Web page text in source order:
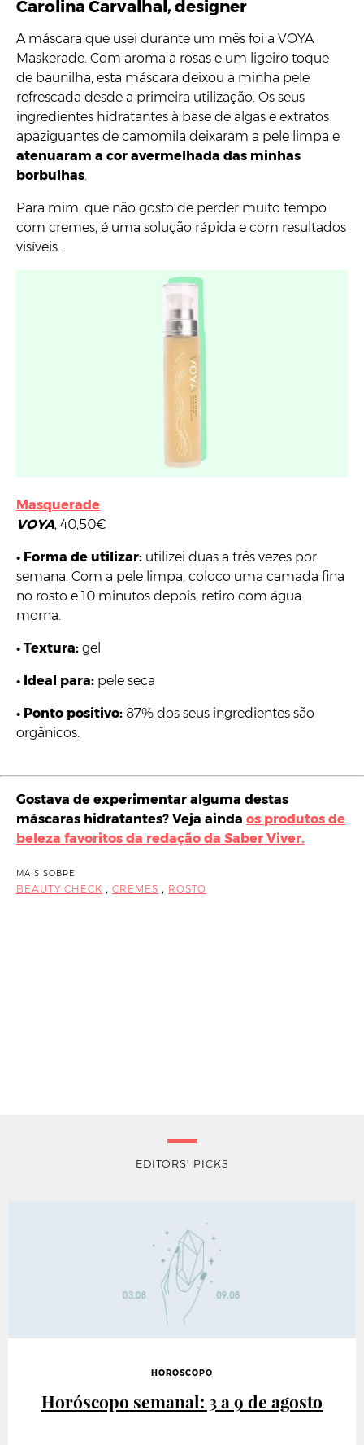
Carolina Carvalhal, designer
A máscara que usei durante um mês foi a VOYA
Maskerade. Com aroma a rosas e um ligeiro toque
de baunilha, esta máscara deixou a minha pele
refrescada desde a primeira utilização. Os seus
ingredientes hidratantes à base de algas e extratos
apaziguantes de camomila deixaram a pele limpa e
atenuaram a cor avermelhada das minhas
borbulhas
Para mim, que não gosto de perder muito tempo
com cremes, é uma solução rápida e com resultados
visíveis.
Masquerade
VOYA, 40,50€
• Forma de utilizar: utilizei duas a três vezes por
semana. Com a pele limpa, coloco uma camada fina
no rosto e 10 minutos depois, retiro com água
morna.
• Textura: gel
• Ideal para: pele seca
• Ponto positivo: 87% dos seus ingredientes são
orgânicos.
Gostava de experimentar alguma destas
máscaras hidratantes? Veja ainda os produtos de
beleza favoritos da redação da Saber Viver.
MAIS SOBRE
BEAUTY CHECK , CREMES , ROSTO
EDITORS' PICKS
HORÓSCOPO
Horóscopo semanal: 3 a 9 de agosto